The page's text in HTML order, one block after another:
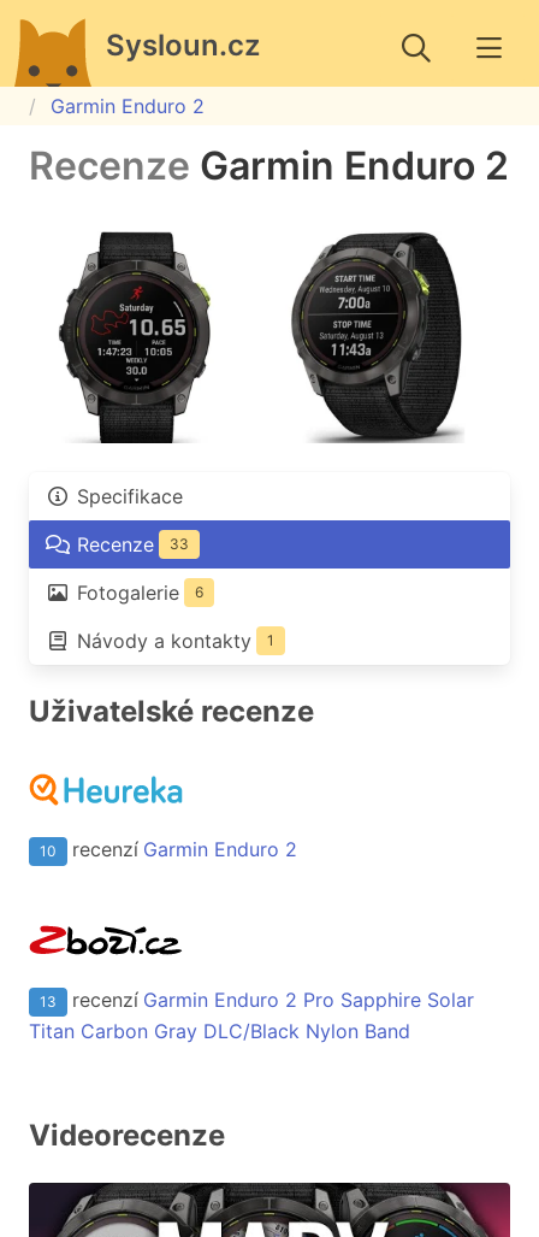
Sysloun.cz
Garmin Enduro 2
Recenze Garmin Enduro 2
Specifikace
Recenze
33
Fotogalerie 6
Návody a kontakty 1
Uživatelské recenze
10 recenzí Garmin Enduro 2
13 recenzí Garmin Enduro 2 Pro Sapphire Solar
Titan Carbon Gray DLC/Black Nylon Band
Videorecenze